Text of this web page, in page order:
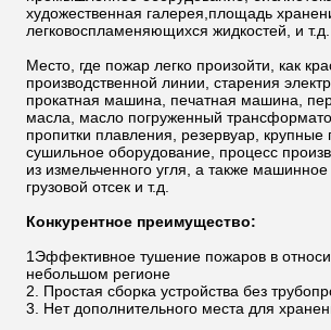
художественная галерея,площадь
легковоспламеняющихся жидкостей, и т.д.
Место, где пожар легко произойти, как
производственной линии, старения
прокатная машина, печатная машина,
масла, масло погруженный
пропитки плавления, резервуар, крупные
сушильное оборудование, процесс
из измельченного угля, а также
грузовой отсек и т.д.
Конкурентное преимущество:
1Эффективное тушение пожаров в
небольшом регионе
2. Простая сборка устройства без
3. Нет дополнительного места для